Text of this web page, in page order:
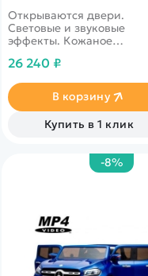
Открываются двери.
Световые и звуковые
эффекты. Кожаное
звуковые эффекты.
26 240 ₽
В корзину
Купить в 1 клик
-8%